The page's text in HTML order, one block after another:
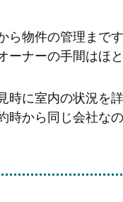
物件の管理まで
ーナーの手間はほ
時に室内の状況を
時から同じ会社な